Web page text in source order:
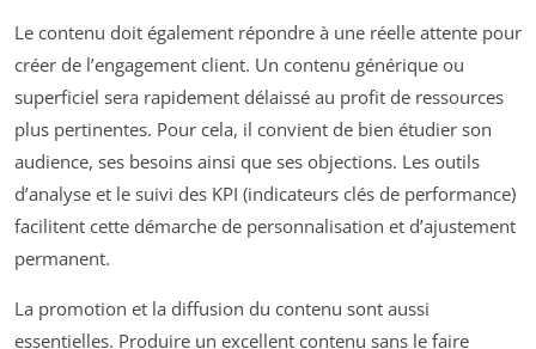
Le contenu doit également répondre à une réelle attente pour
créer de l’engagement client. Un contenu générique ou
superficiel sera rapidement délaissé au profit de ressources
plus pertinentes. Pour cela, il convient de bien étudier son
audience, ses besoins ainsi que ses objections. Les outils
d’analyse et le suivi des KPI (indicateurs clés de performance)
facilitent cette démarche de personnalisation et d’ajustement
permanent.
La promotion et la diffusion du contenu sont aussi
essentielles. Produire un excellent contenu sans le faire